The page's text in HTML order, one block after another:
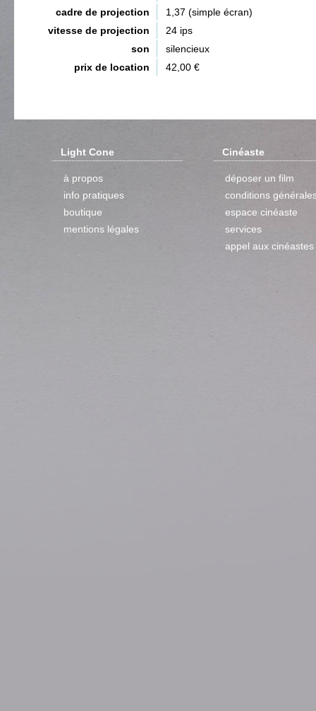
cadre de projection
1,37 (simple écran)
vitesse de projection
24 ips
son
silencieux
prix de location
42,00 €
Light Cone
à propos
info pratiques
boutique
mentions légales
Cinéaste
déposer un film
conditions
espace cinéaste
services
appel aux cinéastes